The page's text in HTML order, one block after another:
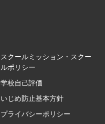
スクールミッション・スクー
ルポリシー
学校自己評価
いじめ防止基本方針
プライバシーポリシー